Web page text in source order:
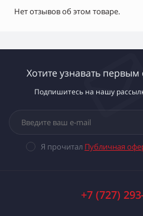
Нет отзывов об этом товаре.
Хотите узнавать первым
Подпишитесь на нашу
Я прочитал Публичная
+7 (727)